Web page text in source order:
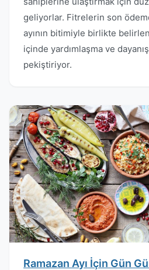
geliyorlar. Fitrelerin son
ayının bitimiyle birlikte
içinde yardımlaşma ve
pekiştiriyor.
Ramazan Ayı İçin Gün